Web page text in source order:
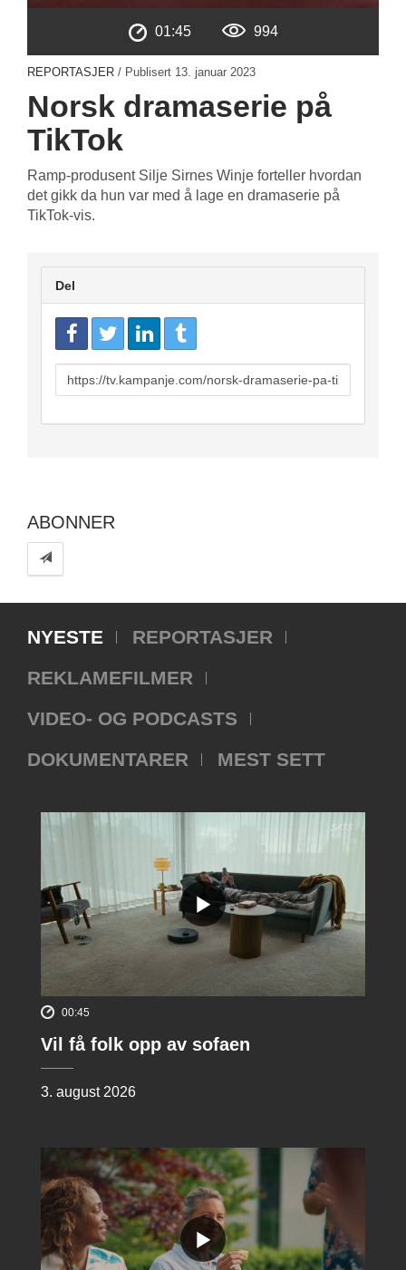
01:45 994
REPORTASJER / Publisert 13. januar 2023
Norsk dramaserie på
TikTok
Ramp-produsent Silje Sirnes Winje forteller hvordan
det gikk da hun var med å lage en dramaserie på
TikTok-vis.
Del
URL
to
ABONNER
NYESTE
REPORTASJER
REKLAMEFILMER
VIDEO- OG PODCASTS
DOKUMENTARER
MEST SETT
00:45
Vil få folk opp av sofaen
3. august 2026